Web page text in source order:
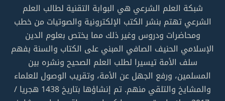
شبكة العلم الشرعي هي البوابة التقنية لطالب العلم
الشرعي تهتم بنشر الكتب الإلكترونية والصوتيات من خطب
ومحاضرات ودروس وغير ذلك مما يختص بعلوم الدين
الإسلامي الحنيف الصافي المبني على الكتاب والسنة بفهم
سلف الأمة تيسيرا لطلب العلم الصحيح ونشره بين
المسلمين، ورفع الجهل عن الأمة، وتقريب الوصول للعلماء
والمشايخ والتلقي منهم. تم إنشاؤها بتاريخ 1438 هجريا /